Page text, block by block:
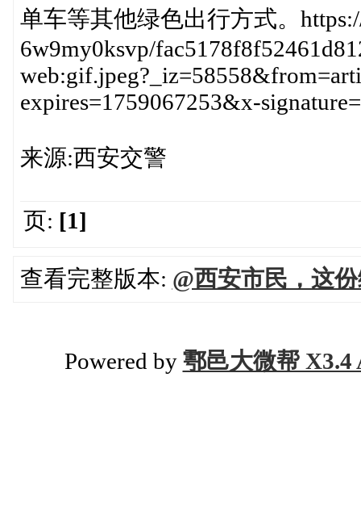
单车等其他绿色出行方式。
6w9my0ksvp/
expires=1759067253&x-
来源:西安交警
页: [1]
查看完整版本: @西安市民，这
Powered by 鄠邑大微帮 X3.4